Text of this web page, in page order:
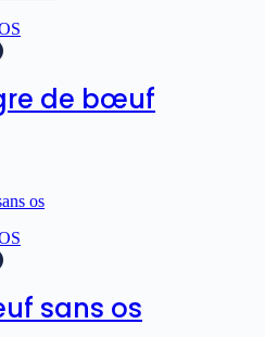
de bœuf
sans os